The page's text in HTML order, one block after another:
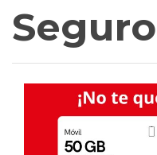
Seguro